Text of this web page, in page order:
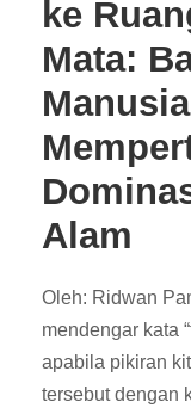
ke
Mata:
Manusia
Alam
Oleh: Ridwan
mendengar kata
apabila pikiran
tersebut dengan